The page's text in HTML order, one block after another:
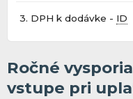
3. DPH k dodávke - ID
Ročné
vstupe pri